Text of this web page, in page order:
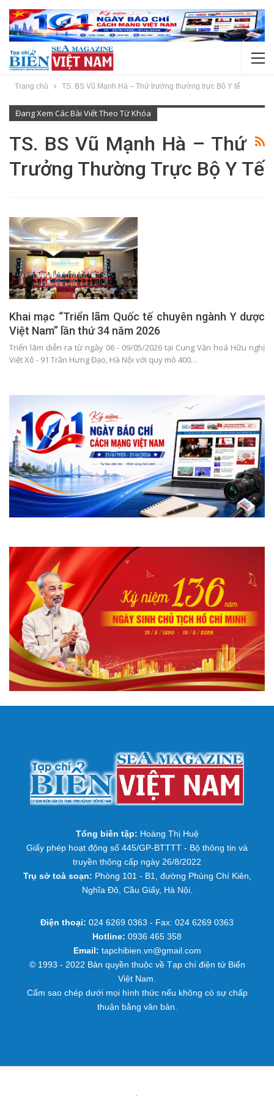
Trang chủ TS. BS Vũ Mạnh Hà – Thứ trưởng thường trực Bộ Y tế
Đang Xem Các Bài Viết Theo Từ Khóa
TS. BS Vũ Mạnh Hà – Thứ
Trưởng Thường Trực Bộ Y Tế
Khai mạc “Triển lãm Quốc tế chuyên ngành Y dược
Việt Nam” lần thứ 34 năm 2026
Triển lãm diễn ra từ ngày 06 - 09/05/2026 tại Cung Văn hoá Hữu nghị
Việt Xô - 91 Trần Hưng Đạo, Hà Nội với quy mô 400…
Tổng biên tập: Hoàng Thị Huệ
Giấy phép hoạt động số 445/GP-BTTTT - Bộ thông tin và
truyền thông cấp ngày 26/8/2022
Trụ sở toà soạn: Phòng 101 - B1, đường Phùng Chí Kiên,
Nghĩa Đô, Cầu Giấy, Hà Nội.
Điện thoại: 024 6269 0363 - Fax: 024 6269 0363
Hotline: 0936 465 358
Email: tapchibien.vn@gmail.com
© 1993 - 2022 Bản quyền thuộc về Tạp chí điện tử Biển
Việt Nam.
Cấm sao chép dưới mọi hình thức nếu không có sự chấp
thuận bằng văn bản.